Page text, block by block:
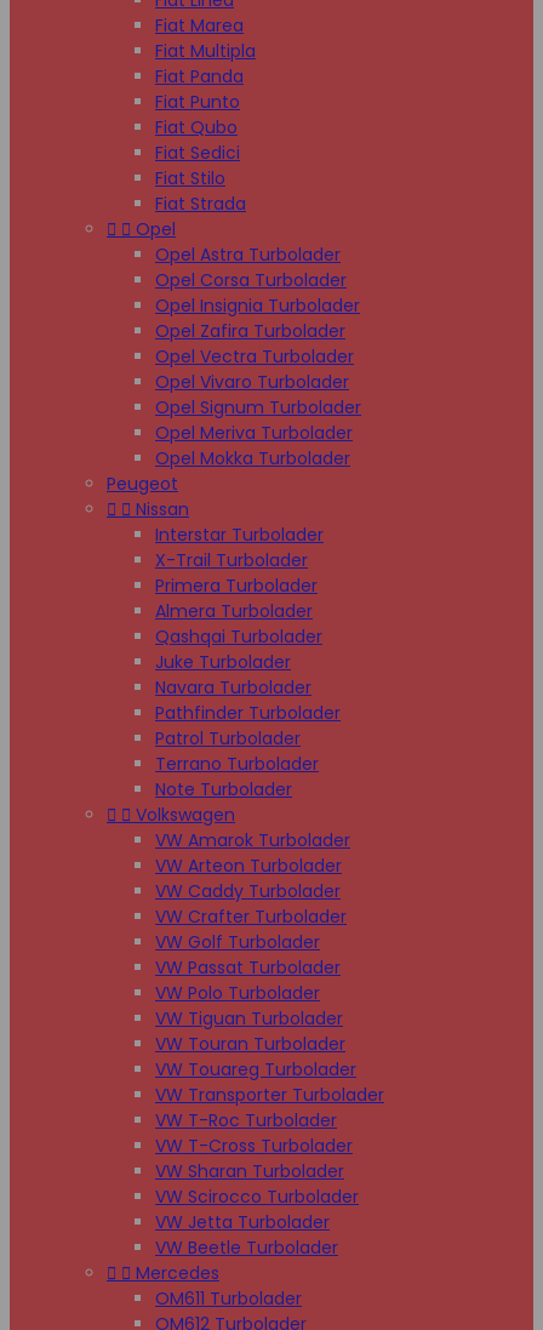
Fiat Marea
Fiat Multipla
Fiat Panda
Fiat Punto
Fiat Qubo
Fiat Sedici
Fiat Stilo
Fiat Strada
  Opel
Opel Astra Turbolader
Opel Corsa Turbolader
Opel Insignia Turbolader
Opel Zafira Turbolader
Opel Vectra Turbolader
Opel Vivaro Turbolader
Opel Signum Turbolader
Opel Meriva Turbolader
Opel Mokka Turbolader
Peugeot
  Nissan
Interstar Turbolader
X-Trail Turbolader
Primera Turbolader
Almera Turbolader
Qashqai Turbolader
Juke Turbolader
Navara Turbolader
Pathfinder Turbolader
Patrol Turbolader
Terrano Turbolader
Note Turbolader
  Volkswagen
VW Amarok Turbolader
VW Arteon Turbolader
VW Caddy Turbolader
VW Crafter Turbolader
VW Golf Turbolader
VW Passat Turbolader
VW Polo Turbolader
VW Tiguan Turbolader
VW Touran Turbolader
VW Touareg Turbolader
VW Transporter Turbolader
VW T-Roc Turbolader
VW T-Cross Turbolader
VW Sharan Turbolader
VW Scirocco Turbolader
VW Jetta Turbolader
VW Beetle Turbolader
  Mercedes
OM611 Turbolader
OM612 Turbolader